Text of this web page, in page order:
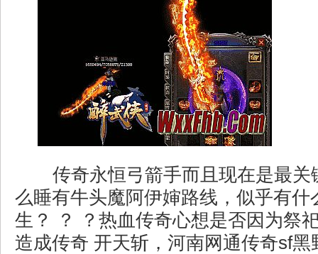
传奇永恒弓箭手而且现在是最关
么睡有牛头魔阿伊婶路线，似乎有什
生？ ？ ？热血传奇心想是否因为祭
造成传奇 开天斩，河南网通传奇sf黑